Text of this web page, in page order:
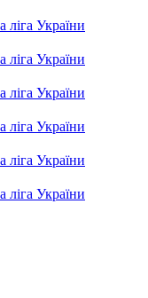
України
України
України
України
України
України